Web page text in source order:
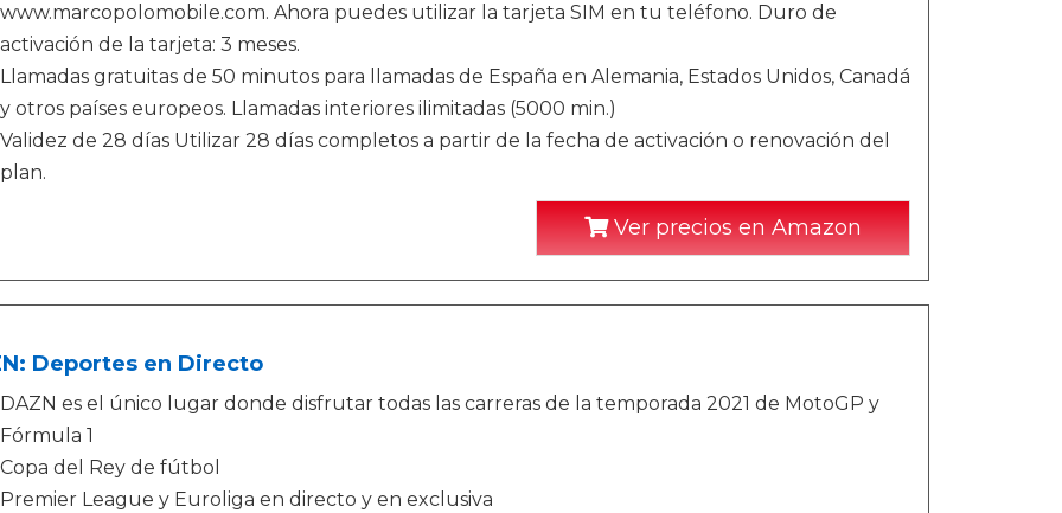
www.marcopolomobile.com. Ahora puedes utilizar la tarjeta SIM en tu teléfono. Duro de
activación de la tarjeta: 3 meses.
Llamadas gratuitas de 50 minutos para llamadas de España en Alemania, Estados Unidos, Canadá
y otros países europeos. Llamadas interiores ilimitadas (5000 min.)
Validez de 28 días Utilizar 28 días completos a partir de la fecha de activación o renovación del
plan.
Ver precios en Amazon
Deportes en Directo
DAZN es el único lugar donde disfrutar todas las carreras de la temporada 2021 de MotoGP y
Fórmula 1
Copa del Rey de fútbol
Premier League y Euroliga en directo y en exclusiva